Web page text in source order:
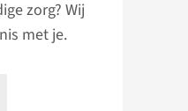
zorg? Wij
met je.